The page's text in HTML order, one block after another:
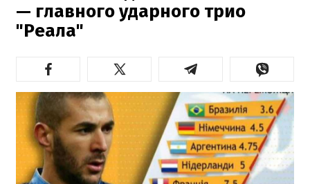
— главного ударного трио
"Реала"